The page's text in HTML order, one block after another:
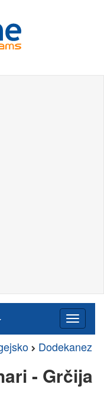
Dodekanez
- Grčija